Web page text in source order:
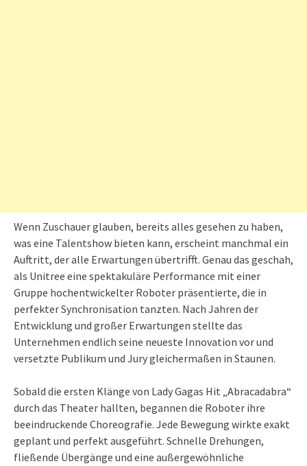
Wenn Zuschauer glauben, bereits alles gesehen zu haben,
was eine Talentshow bieten kann, erscheint manchmal ein
Auftritt, der alle Erwartungen übertrifft. Genau das geschah,
als Unitree eine spektakuläre Performance mit einer
Gruppe hochentwickelter Roboter präsentierte, die in
perfekter Synchronisation tanzten. Nach Jahren der
Entwicklung und großer Erwartungen stellte das
Unternehmen endlich seine neueste Innovation vor und
versetzte Publikum und Jury gleichermaßen in Staunen.
Sobald die ersten Klänge von Lady Gagas Hit „Abracadabra“
durch das Theater hallten, begannen die Roboter ihre
beeindruckende Choreografie. Jede Bewegung wirkte exakt
geplant und perfekt ausgeführt. Schnelle Drehungen,
fließende Übergänge und eine außergewöhnliche